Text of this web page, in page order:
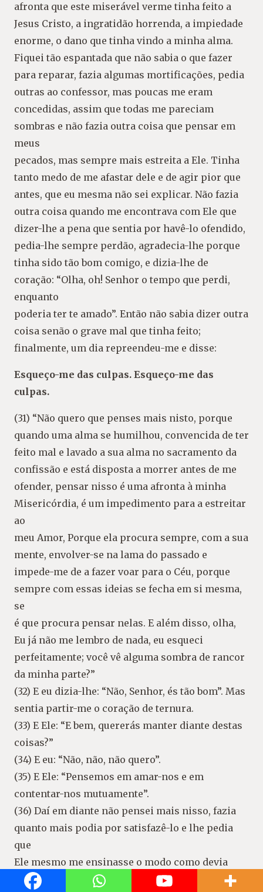
afronta que este miserável verme tinha feito a
Jesus Cristo, a ingratidão horrenda, a impiedade
enorme, o dano que tinha vindo a minha alma.
Fiquei tão espantada que não sabia o que fazer
para reparar, fazia algumas mortificações, pedia
outras ao confessor, mas poucas me eram
concedidas, assim que todas me pareciam
sombras e não fazia outra coisa que pensar em
meus
pecados, mas sempre mais estreita a Ele. Tinha
tanto medo de me afastar dele e de agir pior que
antes, que eu mesma não sei explicar. Não fazia
outra coisa quando me encontrava com Ele que
dizer-lhe a pena que sentia por havê-lo ofendido,
pedia-lhe sempre perdão, agradecia-lhe porque
tinha sido tão bom comigo, e dizia-lhe de
coração: “Olha, oh! Senhor o tempo que perdi,
enquanto
poderia ter te amado”. Então não sabia dizer outra
coisa senão o grave mal que tinha feito;
finalmente, um dia repreendeu-me e disse:
Esqueço-me das culpas. Esqueço-me das
culpas.
(31) “Não quero que penses mais nisto, porque
quando uma alma se humilhou, convencida de ter
feito mal e lavado a sua alma no sacramento da
confissão e está disposta a morrer antes de me
ofender, pensar nisso é uma afronta à minha
Misericórdia, é um impedimento para a estreitar
ao
meu Amor, Porque ela procura sempre, com a sua
mente, envolver-se na lama do passado e
impede-me de a fazer voar para o Céu, porque
sempre com essas ideias se fecha em si mesma,
se
é que procura pensar nelas. E além disso, olha,
Eu já não me lembro de nada, eu esqueci
perfeitamente; você vê alguma sombra de rancor
da minha parte?”
(32) E eu dizia-lhe: “Não, Senhor, és tão bom”. Mas
sentia partir-me o coração de ternura.
(33) E Ele: “E bem, quererás manter diante destas
coisas?”
(34) E eu: “Não, não, não quero”.
(35) E Ele: “Pensemos em amar-nos e em
contentar-nos mutuamente”.
(36) Daí em diante não pensei mais nisso, fazia
quanto mais podia por satisfazê-lo e lhe pedia
que
Ele mesmo me ensinasse o modo como devia
fazer para reparar o tempo passado. E Ele me